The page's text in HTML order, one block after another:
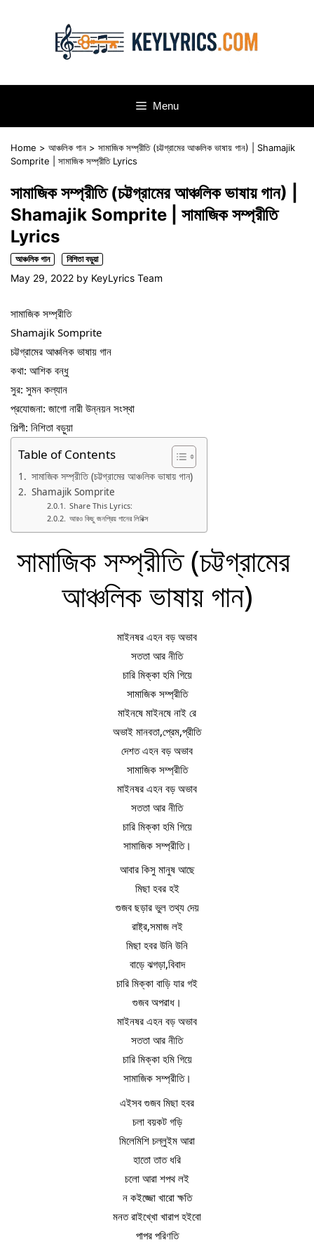
Menu
Home > আঞ্চলিক গান > সামাজিক সম্প্রীতি (চট্টগ্রামের আঞ্চলিক ভাষায় গান) | Shamajik
Somprite | সামাজিক সম্প্রীতি Lyrics
সামাজিক সম্প্রীতি (চট্টগ্রামের আঞ্চলিক ভাষায় গান) |
Shamajik Somprite | সামাজিক সম্প্রীতি
Lyrics
আঞ্চলিক গান নিশিতা বড়ুয়া
May 29, 2022 by KeyLyrics Team
সামাজিক সম্প্রীতি
Shamajik Somprite
চট্টগ্রামের আঞ্চলিক ভাষায় গান
কথা: আশিক বন্ধু
সুর: সুমন কল্যান
প্রযোজনা: জাগো নারী উন্নয়ন সংস্থা
শিল্পী: নিশিতা বড়ুয়া
Table of Contents
সামাজিক সম্প্রীতি (চট্টগ্রামের আঞ্চলিক ভাষায় গান)
Shamajik Somprite
Share This Lyrics:
আরও কিছু জনপ্রিয় গানের লিরিক্স
সামাজিক সম্প্রীতি (চট্টগ্রামের
আঞ্চলিক ভাষায় গান)
মাইনষর এহন বড় অভাব
সততা আর নীতি
চারি মিক্কা হমি গিয়ে
সামাজিক সম্প্রীতি
মাইনষে মাইনষে নাই রে
অভাই মানবতা,প্রেম,প্রীতি
দেশত এহন বড় অভাব
সামাজিক সম্প্রীতি
মাইনষর এহন বড় অভাব
সততা আর নীতি
চারি মিক্কা হমি গিয়ে
সামাজিক সম্প্রীতি।
আবার কিসু মানুষ আছে
মিছা হবর হই
গুজব ছড়ার ভুল তথ্য দেয়
রাষ্ট্র,সমাজ লই
মিছা হবর উনি উনি
বাড়ে ঝগড়া,বিবাদ
চারি মিক্কা বাড়ি যার গই
গুজব অপরাধ।
মাইনষর এহন বড় অভাব
সততা আর নীতি
চারি মিক্কা হমি গিয়ে
সামাজিক সম্প্রীতি।
এইসব গুজব মিছা হবর
চলা বয়কট গড়ি
মিলেমিশি চল্লুইম আরা
হাতো তাত ধরি
চলো আরা শপথ লই
ন কইজ্জো খারো ক্ষতি
মনত রাইখ্খো খারাপ হইবো
পাপর পরিণতি